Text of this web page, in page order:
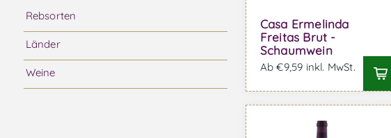
Casa Ermelinda
Freitas Brut -
Schaumwein
Ab €9,59 inkl. MwSt.
Rebsorten
Länder
Weine